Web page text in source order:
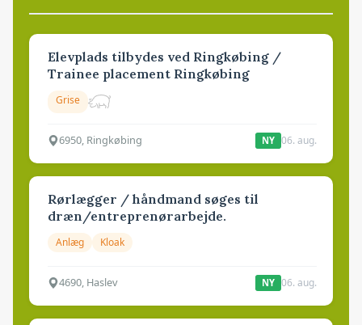
Elevplads tilbydes ved Ringkøbing /
Trainee placement Ringkøbing
Grise
6950, Ringkøbing NY 06. aug.
Rørlægger / håndmand søges til
dræn/entreprenørarbejde.
Anlæg Kloak
4690, Haslev NY 06. aug.